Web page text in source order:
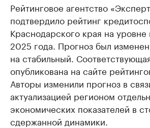
Рейтинговое агентство
подтвердило рейтинг
Краснодарского края на уровне
2025 года. Прогноз был
на стабильный.
опубликована на сайте
Авторы изменили прогноз в
актуализацией регионом
экономических показателей в
сдержанной динамики.